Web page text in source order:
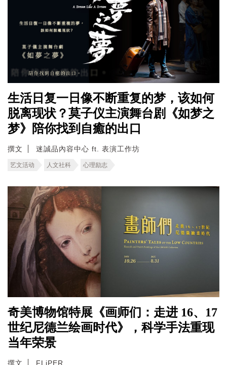
生活日复一日像不断重复的梦，该如何
脱离现状？莫子仪主演舞台剧《如梦之
梦》陪你找到自癒的出口
撰文 迷誠品內容中心 ft. 表演工作坊
艺文活动 人文社科 心理励志
奇美博物馆特展《画师们：走进 16、17
世纪尼德兰绘画时代》，科学手法重现
当年荣景
撰文 FLiPER